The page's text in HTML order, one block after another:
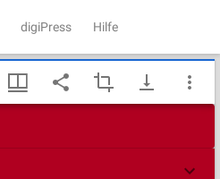
digiPress Hilfe